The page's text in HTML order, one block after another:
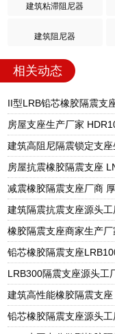
建筑粘滞阻尼器
建筑阻尼器
相关动态